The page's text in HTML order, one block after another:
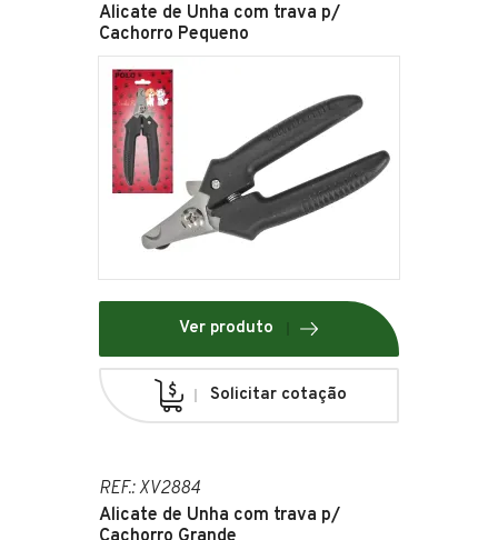
Alicate de Unha com trava p/
Cachorro Pequeno
Ver produto
Solicitar cotação
REF.: XV2884
Alicate de Unha com trava p/